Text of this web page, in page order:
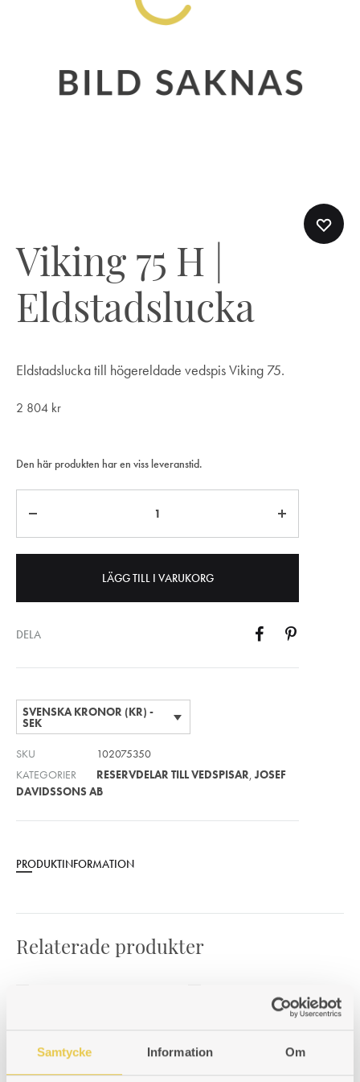
Samtycke Information Om
Viking 75 H |
Eldstadslucka
Eldstadslucka till högereldade vedspis Viking 75.
2 804 kr
Den här produkten har en viss leveranstid.
LÄGG TILL I VARUKORG
DELA
SVENSKA KRONOR (KR) -
SEK
SKU
102075350
KATEGORIER
RESERVDELAR TILL VEDSPISAR ,JOSEF
DAVIDSSONS AB
PRODUKTINFORMATION
Relaterade produkter
Cisternjärn Ankarsrum 25
Brännjärn Ankarsrum 26 H
För högereldad spis
Art. nr: 420026104